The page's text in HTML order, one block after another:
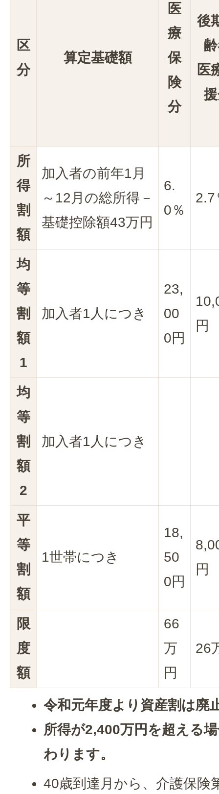
区
分
算定基礎額
医
療
保
険
分
後
医
所
得
割
額
加入者の前年1月
～12月の総所得－
基礎控除額43万円
6.
0％
2.7
均
等
割
額
1
加入者1人につき
23,
00
0円
円
均
等
割
額
2
加入者1人につき
平
等
割
額
1世帯につき
18,
50
0円
円
限
度
額
66
万
円
26
令和元年度より資産割は廃
所得が2,400万円を超える
わります。
40歳到達月から、介護保険